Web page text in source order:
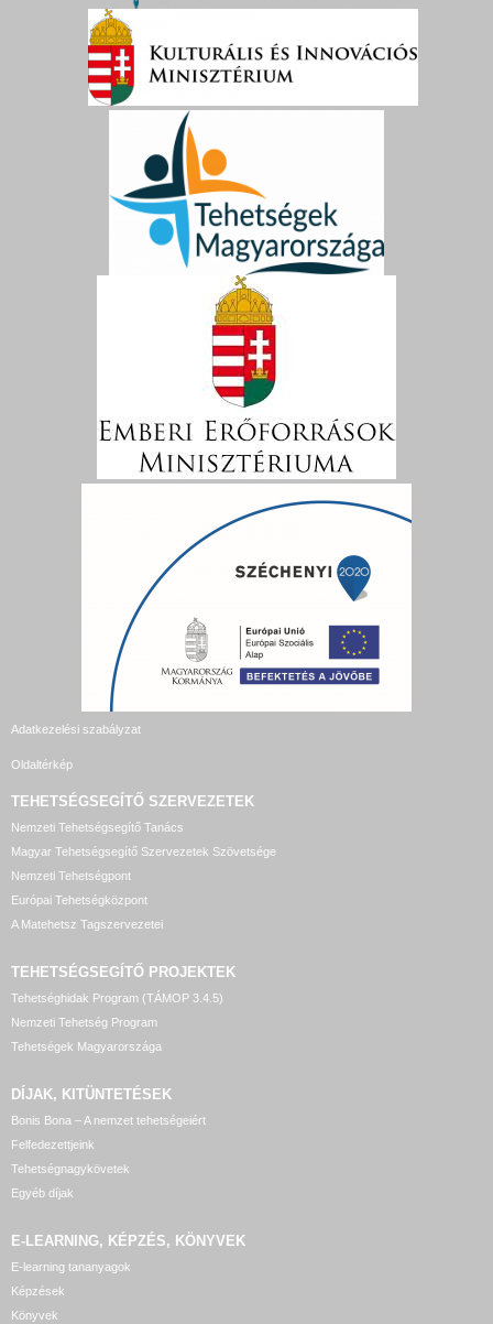
Adatkezelési szabályzat
Oldaltérkép
TEHETSÉGSEGÍTŐ SZERVEZETEK
Nemzeti Tehetségsegítő Tanács
Magyar Tehetségsegítő Szervezetek Szövetsége
Nemzeti Tehetségpont
Európai Tehetségközpont
A Matehetsz Tagszervezetei
TEHETSÉGSEGÍTŐ PROJEKTEK
Tehetséghidak Program (TÁMOP 3.4.5)
Nemzeti Tehetség Program
Tehetségek Magyarországa
DÍJAK, KITÜNTETÉSEK
Bonis Bona – A nemzet tehetségeiért
Felfedezettjeink
Tehetségnagykövetek
Egyéb díjak
E-LEARNING, KÉPZÉS, KÖNYVEK
E-learning tananyagok
Képzések
Könyvek